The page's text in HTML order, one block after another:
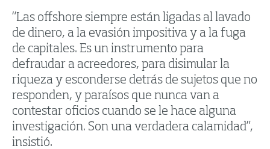
“Las offshore siempre están ligadas al lavado
de dinero, a la evasión impositiva y a la fuga
de capitales. Es un instrumento para
defraudar a acreedores, para disimular la
riqueza y esconderse detrás de sujetos que no
responden, y paraísos que nunca van a
contestar oficios cuando se le hace alguna
investigación. Son una verdadera calamidad”,
insistió.